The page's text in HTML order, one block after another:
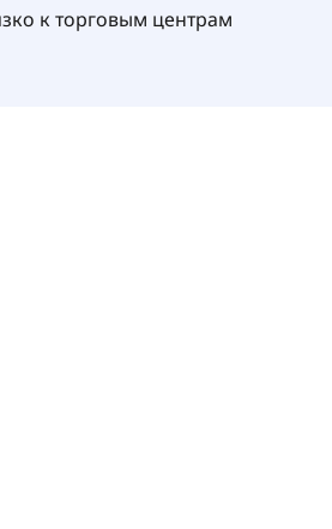
к торговым центрам